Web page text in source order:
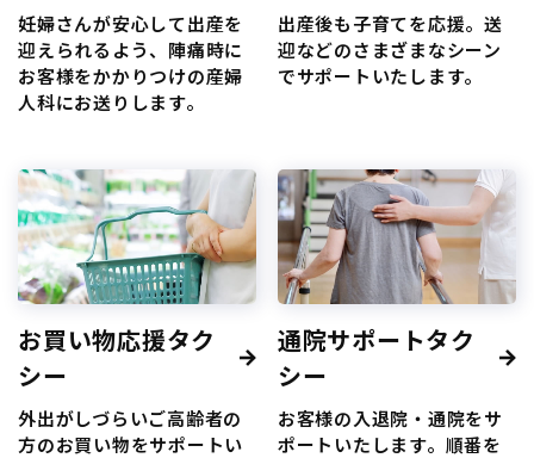
妊婦さんが安心して出産を
迎えられるよう、陣痛時に
お客様をかかりつけの産婦
人科にお送りします。
出産後も子育てを応援。送
迎などのさまざまなシーン
でサポートいたします。
お買い物応援タク
シー
外出がしづらいご高齢者の
方のお買い物をサポートい
通院サポートタク
シー
お客様の入退院・通院をサ
ポートいたします。順番を